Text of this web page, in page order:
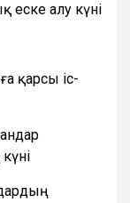
алу күні
қарсы іс-